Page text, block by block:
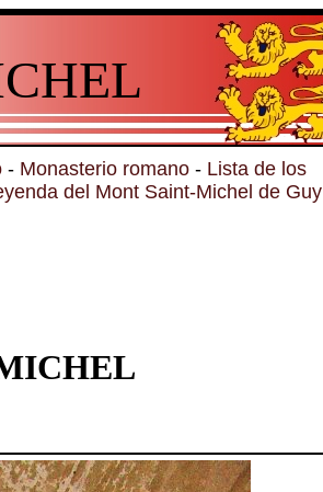
- Monasterio romano - Lista de los
del Mont Saint-Michel de Guy